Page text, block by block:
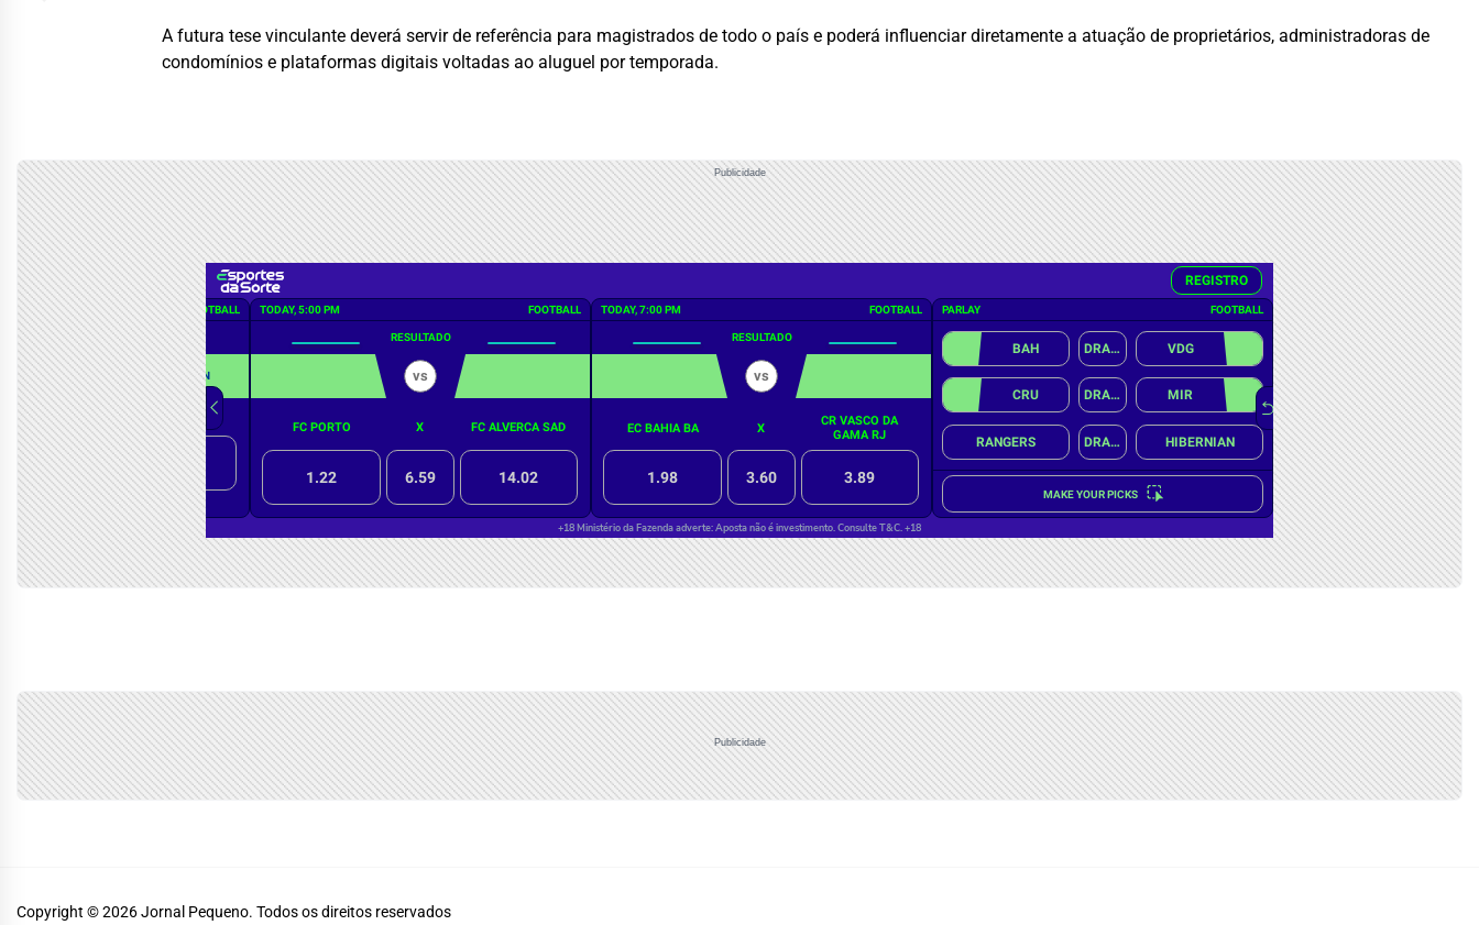
A futura tese vinculante deverá servir de referência para magistrados de todo o país e poderá influenciar diretamente a atuação de proprietários, administradoras de
condomínios e plataformas digitais voltadas ao aluguel por temporada.
Publicidade
Publicidade
Copyright © 2026Jornal Pequeno. Todos os direitos reservados